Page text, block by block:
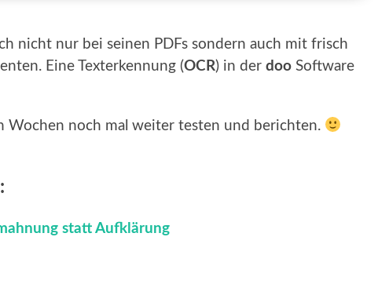
nicht nur bei seinen PDFs sondern auch mit frisch
Eine Texterkennung (OCR) in der doo Software
Wochen noch mal weiter testen und berichten.
statt Aufklärung